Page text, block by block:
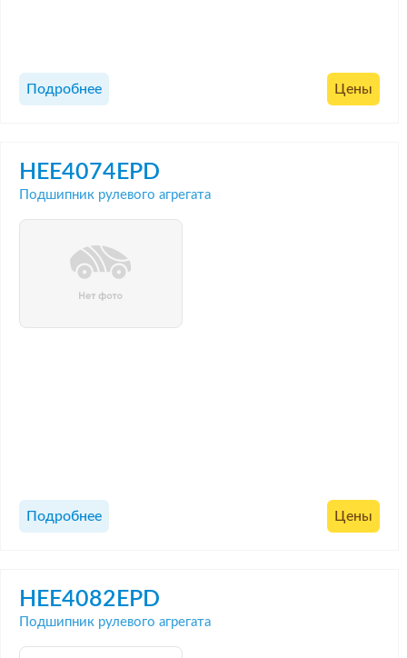
Подробнее Цены
HEE4074EPD
Подшипник рулевого агрегата
Подробнее Цены
HEE4082EPD
Подшипник рулевого агрегата